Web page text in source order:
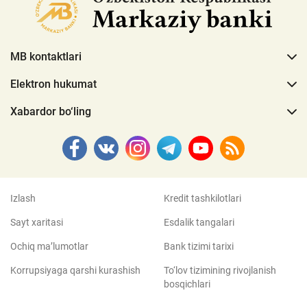
MB kontaktlari
Elektron hukumat
Xabardor bo‘ling
Izlash
Sayt xaritasi
Ochiq ma’lumotlar
Korrupsiyaga qarshi kurashish
Kredit tashkilotlari
Esdalik tangalari
Bank tizimi tarixi
To‘lov tizimining rivojlanish
bosqichlari